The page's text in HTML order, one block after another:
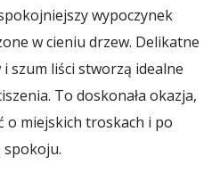
wypoczynek
w cieniu drzew. Delikatne
szum liści stworzą idealne
To doskonała okazja,
o miejskich troskach i po
spokoju.